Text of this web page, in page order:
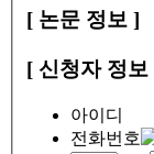
[ 논문 정보 ]
[ 신청자 정보
아이디
전화번호